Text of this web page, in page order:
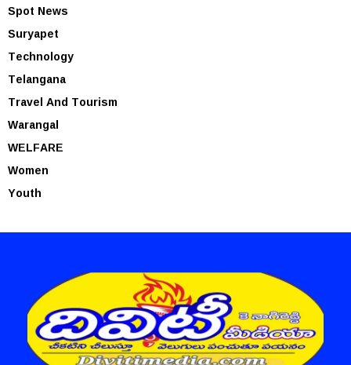
Spot News
Suryapet
Technology
Telangana
Travel And Tourism
Warangal
WELFARE
Women
Youth